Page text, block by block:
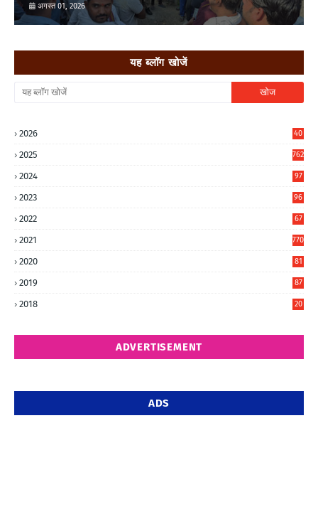
अगस्त 01, 2026
यह ब्लॉग खोजें
2026
40
2025 762
2024
97
2023
96
2022
67
2021 770
2020
81
2019
87
2018
20
ADVERTISEMENT
ADS